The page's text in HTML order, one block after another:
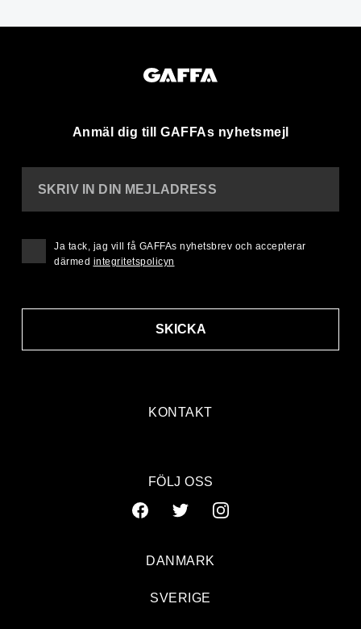
Anmäl dig till GAFFAs nyhetsmejl
KONTAKT
SKRIV IN DIN MEJLADRESS
SKICKA
Ja tack, jag vill få GAFFAs nyhetsbrev och accepterar
därmed integritetspolicyn
FÖLJ OSS
DANMARK
SVERIGE